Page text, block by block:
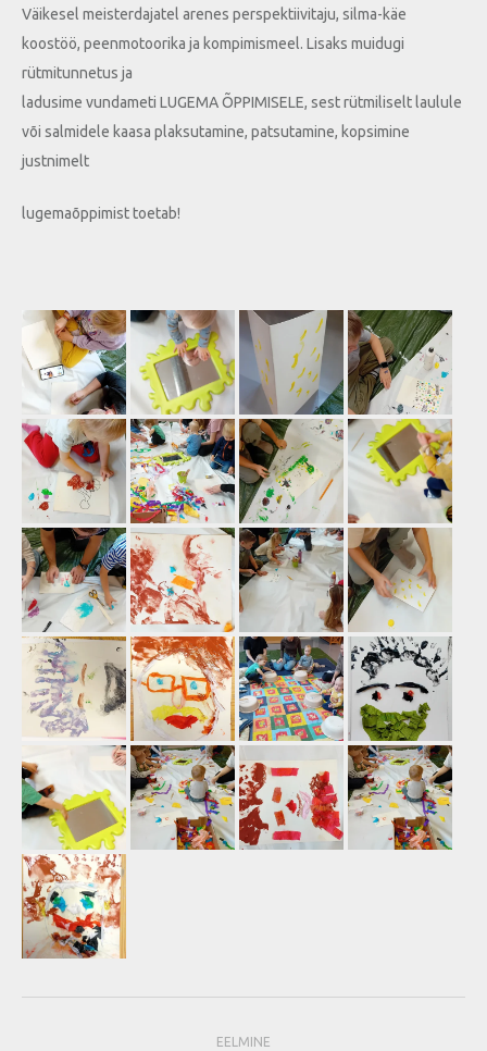
Väikesel meisterdajatel arenes perspektiivitaju, silma-käe
koostöö, peenmotoorika ja kompimismeel. Lisaks muidugi
rütmitunnetus ja
ladusime vundameti LUGEMA ÕPPIMISELE, sest rütmiliselt laulule
või salmidele kaasa plaksutamine, patsutamine, kopsimine
justnimelt
lugemaõppimist toetab!
EELMINE